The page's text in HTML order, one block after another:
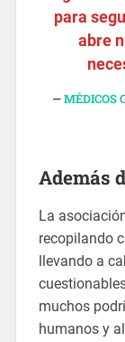
para
abre
MÉDICOS
Además
La
recopilando
llevando a
muchos
humanos y